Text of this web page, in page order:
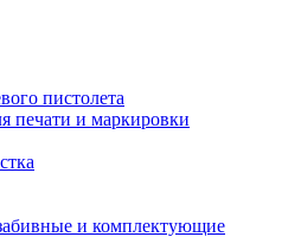
пистолета
печати и маркировки
и комплектующие